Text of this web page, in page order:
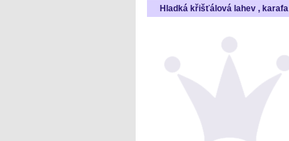
Hladká křišťálová lahev , karafa